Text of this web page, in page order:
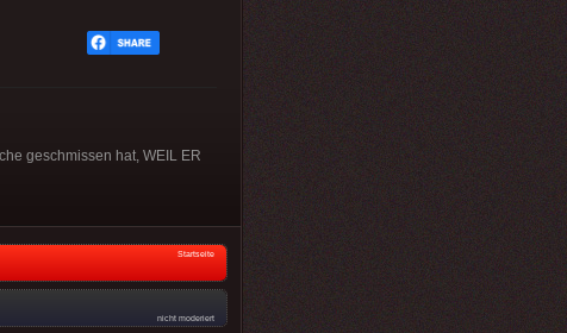
geschmissen hat, WEIL ER
Startseite
nicht moderiert